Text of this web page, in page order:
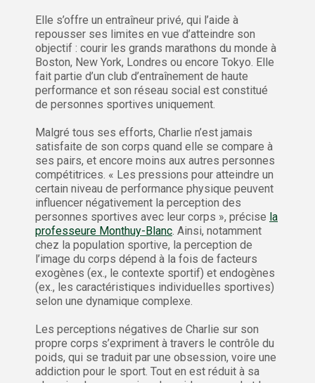
Elle s’offre un entraîneur privé, qui l’aide à
repousser ses limites en vue d’atteindre son
objectif : courir les grands marathons du monde à
Boston, New York, Londres ou encore Tokyo. Elle
fait partie d’un club d’entraînement de haute
performance et son réseau social est constitué
de personnes sportives uniquement.
Malgré tous ses efforts, Charlie n’est jamais
satisfaite de son corps quand elle se compare à
ses pairs, et encore moins aux autres personnes
compétitrices. « Les pressions pour atteindre un
certain niveau de performance physique peuvent
influencer négativement la perception des
personnes sportives avec leur corps », précise la
professeure Monthuy-Blanc. Ainsi, notamment
chez la population sportive, la perception de
l’image du corps dépend à la fois de facteurs
exogènes (ex., le contexte sportif) et endogènes
(ex., les caractéristiques individuelles sportives)
selon une dynamique complexe.
Les perceptions négatives de Charlie sur son
propre corps s’expriment à travers le contrôle du
poids, qui se traduit par une obsession, voire une
addiction pour le sport. Tout en est réduit à sa